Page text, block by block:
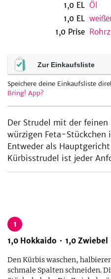
1,0 EL Öl
1,0 EL
1,0 Prise
Zur Einkaufsliste
Speichere deine Einkaufsliste
Bring! App?
Der Strudel mit der
würzigen Feta-Stückchen
Entweder als
Kürbisstrudel ist jeder
1
1,0 Hokkaido 1,0 Zwiebel
Den Kürbis waschen,
schmale Spalten schneiden.